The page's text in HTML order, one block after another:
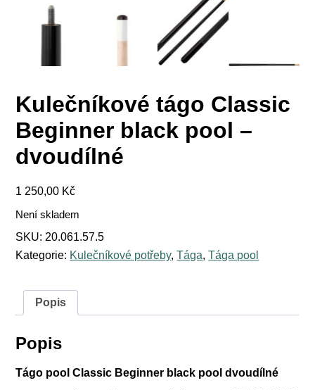
Kulečníkové tágo Classic
Beginner black pool –
dvoudílné
1 250,00 Kč
Není skladem
SKU: 20.061.57.5
Kategorie: Kulečníkové potřeby,Tága,Tága pool
Popis
Popis
Tágo pool Classic Beginner black pool dvoudílné